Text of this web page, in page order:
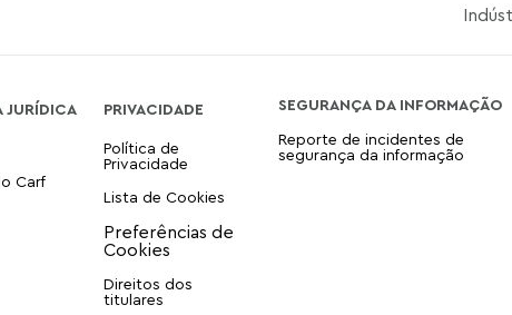
JURÍDICA
Carf
PRIVACIDADE
Política de
Privacidade
Lista de Cookies
Direitos dos
titulares
SEGURANÇA DA INFORMAÇÃO
Reporte de incidentes de
segurança da informação